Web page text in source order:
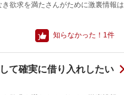
欲求を満たさんがために激裏情報は
知らなかった！ 1件
て確実に借り入れしたい